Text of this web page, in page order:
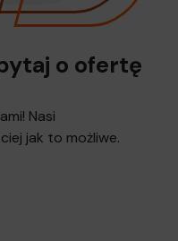
o ofertę
Nasi
jak to możliwe.